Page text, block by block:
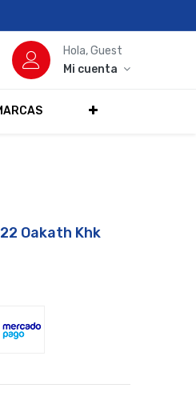
Hola, Guest
Mi cuenta
Oakath Khk